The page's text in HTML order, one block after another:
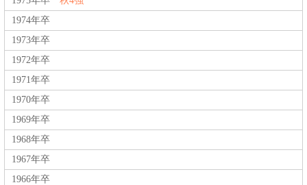
1974年卒
1973年卒
1972年卒
1971年卒
1970年卒
1969年卒
1968年卒
1967年卒
1966年卒